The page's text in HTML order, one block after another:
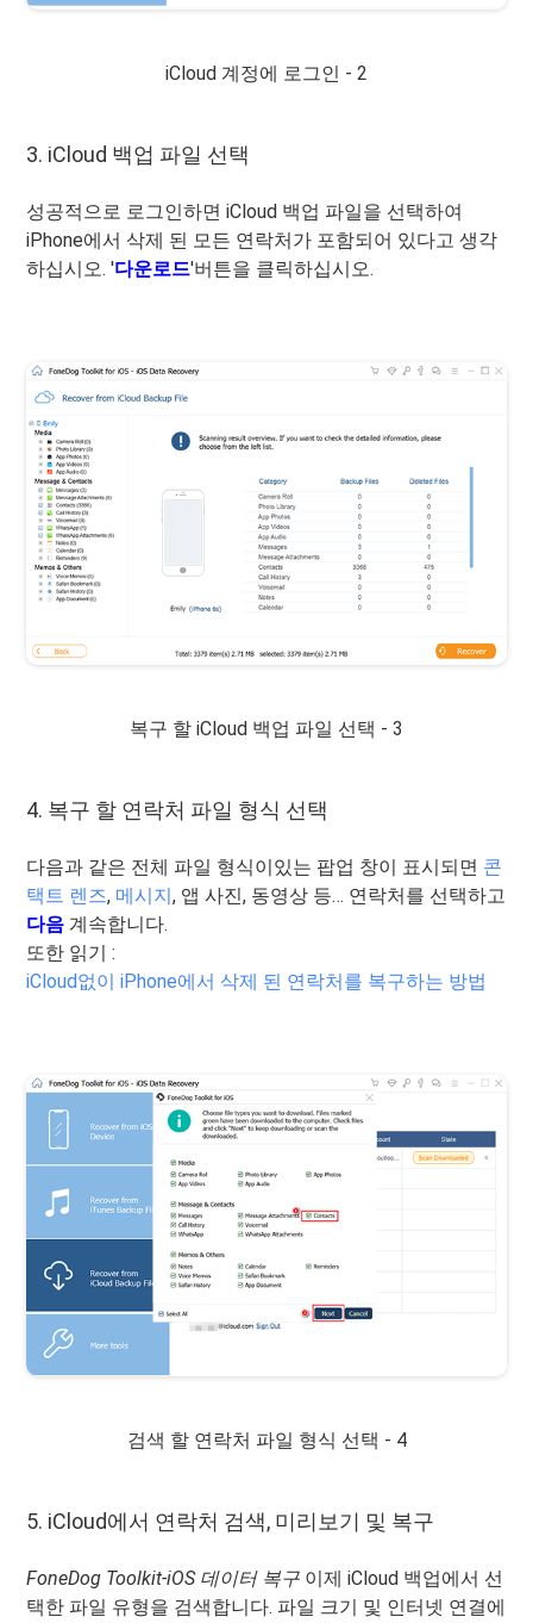
iCloud 계정에 로그인 - 2
3. iCloud 백업 파일 선택
성공적으로 로그인하면 iCloud 백업 파일을 선택하여
iPhone에서 삭제 된 모든 연락처가 포함되어 있다고 생각
하십시오. '다운로드'버튼을 클릭하십시오.
복구 할 iCloud 백업 파일 선택 - 3
4. 복구 할 연락처 파일 형식 선택
다음과 같은 전체 파일 형식이있는 팝업 창이 표시되면 콘
택트 렌즈, 메시지, 앱 사진, 동영상 등… 연락처를 선택하고
다음 계속합니다.
또한 읽기 :
iCloud없이 iPhone에서 삭제 된 연락처를 복구하는 방법
검색 할 연락처 파일 형식 선택 - 4
5. iCloud에서 연락처 검색, 미리보기 및 복구
FoneDog Toolkit-iOS 데이터 복구 이제 iCloud 백업에서 선
택한 파일 유형을 검색합니다. 파일 크기 및 인터넷 연결에